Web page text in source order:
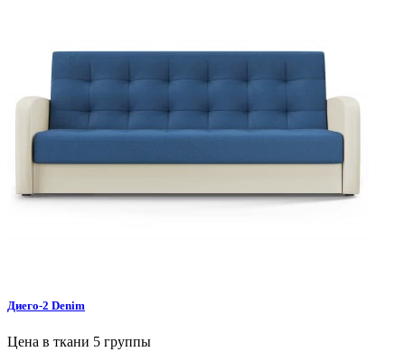
Диего-2 Denim
Цена в ткани 5 группы